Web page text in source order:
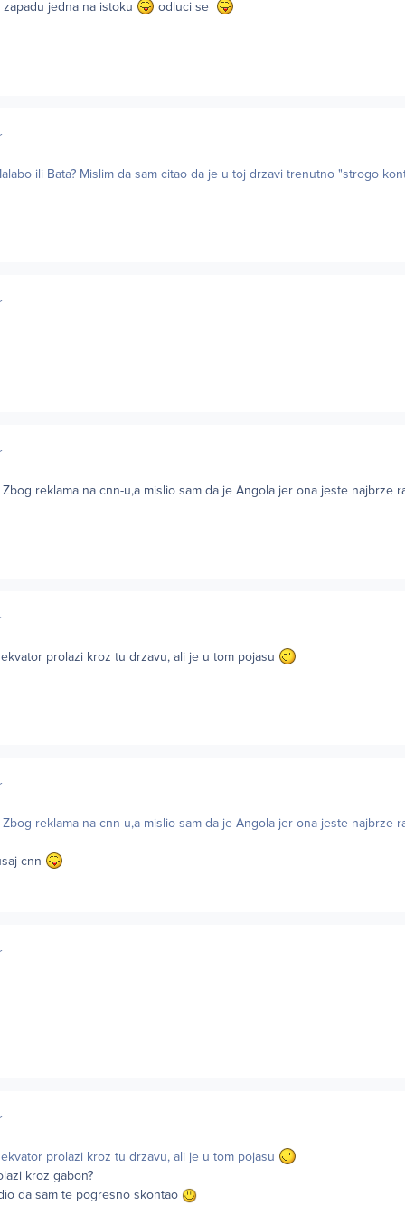
jedna na istoku odluci se
ili Bata? Mislim da sam citao da je u toj drzavi trenutno "strogo
reklama na cnn-u,a mislio sam da je Angola jer ona jeste najbrze
prolazi kroz tu drzavu, ali je u tom pojasu
reklama na cnn-u,a mislio sam da je Angola jer ona jeste najbrze
cnn
prolazi kroz tu drzavu, ali je u tom pojasu
kroz gabon?
da sam te pogresno skontao